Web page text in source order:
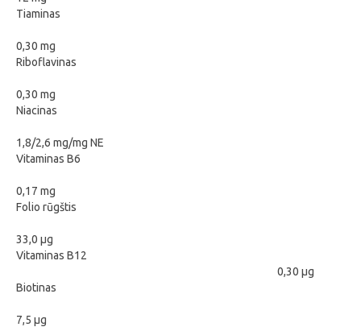
Tiaminas
0,30 mg
Riboflavinas
0,30 mg
Niacinas
1,8/2,6 mg/mg NE
Vitaminas B6
0,17 mg
Folio rūgštis
33,0 μg
Vitaminas B12
0,30 μg
Biotinas
7,5 μg